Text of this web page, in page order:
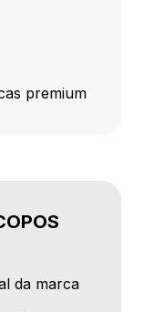
premium
da marca